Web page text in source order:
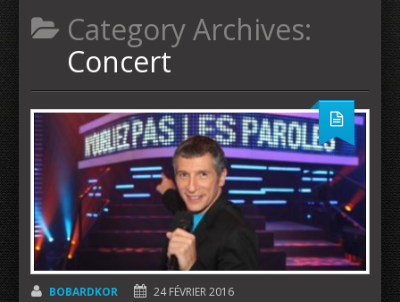
Category Archives:
Concert
BOBARDKOR 24 FÉVRIER 2016